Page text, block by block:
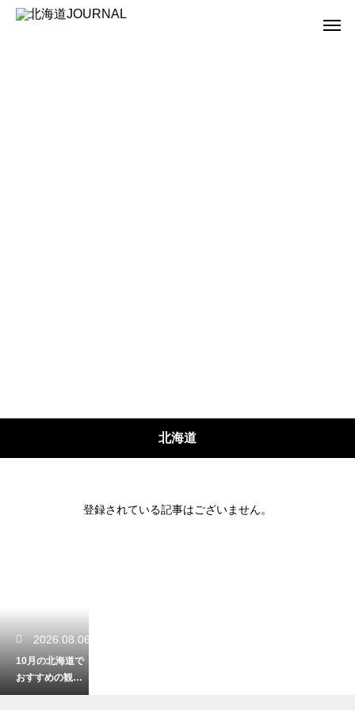
北海道
登録されている記事はございません。
2026.08.06
10月の北海道で
おすすめの観光
スポットは？秋